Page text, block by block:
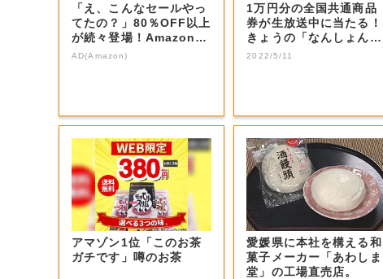
「え、こんなセールやっ
てたの？」80％OFF以上
が続々登場！Amazonの
本気が...
AD(Amazon)
1万円分の全国共通商品
券が生放送中に当たる！
きょうの「なんしょん？
生電話クイズ」...
2022/5/11
アマゾン1位「このお茶
ガチです」噂のお茶
愛媛県に本社を構える和
菓子メーカー「あわしま
堂」の工場直売店。